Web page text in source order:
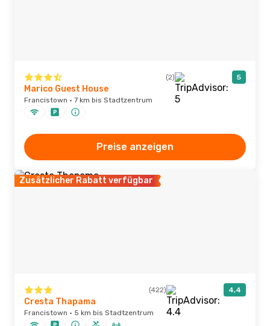
(2) 5
Marico Guest House
Francistown · 7 km bis Stadtzentrum
Preise anzeigen
Zusätzlicher Rabatt verfügbar
(422) 4,4
Cresta Thapama
Francistown · 5 km bis Stadtzentrum